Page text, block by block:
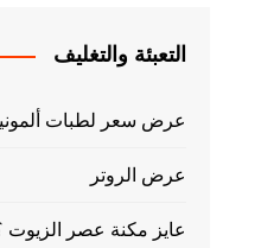
التعبئة والتغليف
عرض سعر لطبات
عرض الروتر
عايز مكنة عصر الزيوت